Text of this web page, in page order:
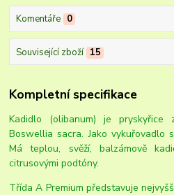
Komentáře 0
Související zboží 15
Kompletní specifikace
Kadidlo (olibanum) je pryskyřice
Boswellia sacra. Jako vykuřovadlo
Má teplou, svěží, balzámově
citrusovými podtóny.
Třída A Premium představuje